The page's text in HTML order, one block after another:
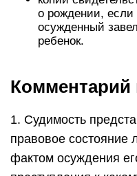
о рождении, если
осужденный
ребенок.
Комментарий
1. Судимость
правовое состояние
фактом осуждения